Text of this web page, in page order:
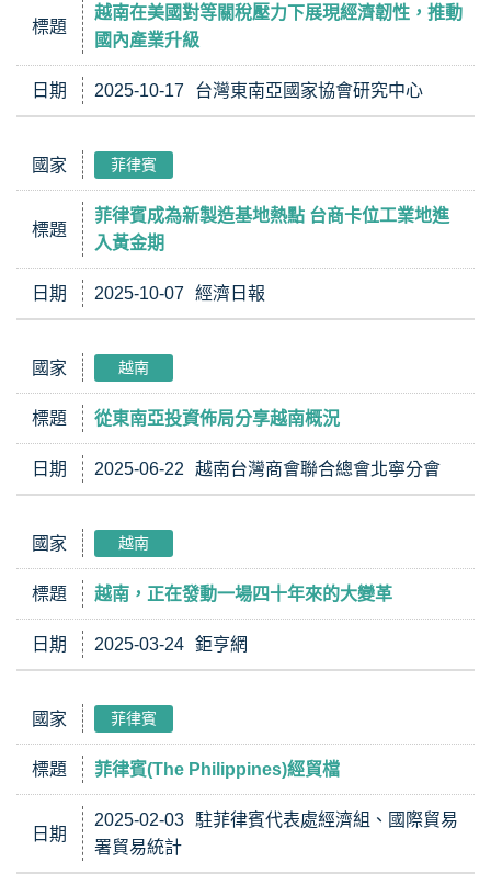
標題
越南在美國對等關稅壓力下展現經濟韌性，推動
國內產業升級
日期 2025-10-17 台灣東南亞國家協會研究中心
國家 菲律賓
標題
菲律賓成為新製造基地熱點 台商卡位工業地進
入黃金期
日期 2025-10-07 經濟日報
國家 越南
標題 從東南亞投資佈局分享越南概況
日期 2025-06-22 越南台灣商會聯合總會北寧分會
國家 越南
標題 越南，正在發動一場四十年來的大變革
日期 2025-03-24 鉅亨網
國家 菲律賓
標題 菲律賓(The Philippines)經貿檔
日期
2025-02-03
駐菲律賓代表處經濟組、國際貿易
署貿易統計